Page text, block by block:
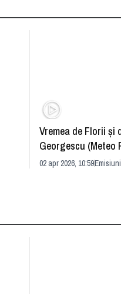
Vremea de Florii și
Georgescu (Meteo
prognoza
02 apr 2026, 10:59Emisiuni